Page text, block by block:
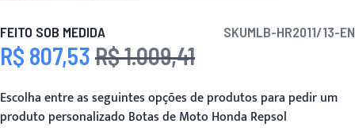
FEITO SOB MEDIDA SKUMLB-HR2011/13-EN
Preço Especial
R$ 807,53 Preço
R$ 1.009,41
Escolha entre as seguintes opções de produtos para pedir um
produto personalizado Botas de Moto Honda Repsol